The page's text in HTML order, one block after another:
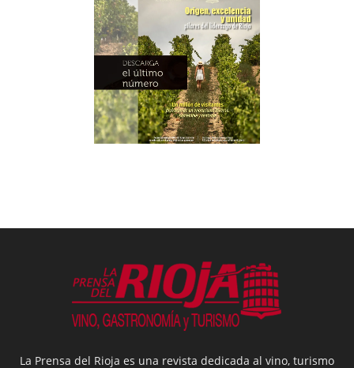
La Prensa del Rioja es una revista dedicada al vino, turismo